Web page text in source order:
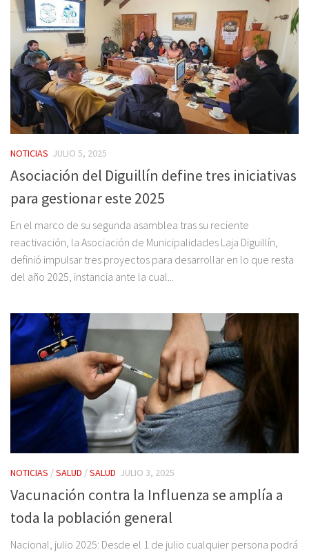
NOTICIAS JULIO 5, 2025
Asociación del Diguillín define tres iniciativas
para gestionar este 2025
En el marco de su segunda asamblea tras su reciente
reactivación, la Asociación de Municipalidades Laja Diguillín,
definió impulsar tres proyectos para desarrollar en lo que resta
del año 2025, instancia ante la cual...
NOTICIAS /SALUD /SALUD JULIO 3, 2025
Vacunación contra la Influenza se amplía a
toda la población general
Nacional, julio 2025: Desde el 1 de julio cualquier persona podrá